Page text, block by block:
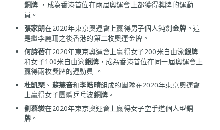
銅牌 ，成為香港首位在兩屆奧運會上都獲得獎牌的運動
員。
張家朗在2020年東京奧運會上贏得男子個人鈍劍金牌 。這
是繼李麗珊之後香港的第二枚奧運金牌。
何詩蓓在2020年東京奧運會上贏得女子200米自由泳銀牌
和女子100米自由泳銀牌，成為香港首位在同一屆奧運會上
贏得兩枚獎牌的運動員 。
杜凱琹 、 蘇慧音和李皓晴組成的團隊在2020年東京奧運會
上贏得女子團體乒乓波銅牌。
劉慕裳在2020年東京奧運會上贏得女子空手道個人型銅
牌 。